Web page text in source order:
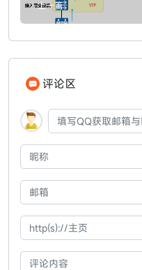
« 上一篇
评论区